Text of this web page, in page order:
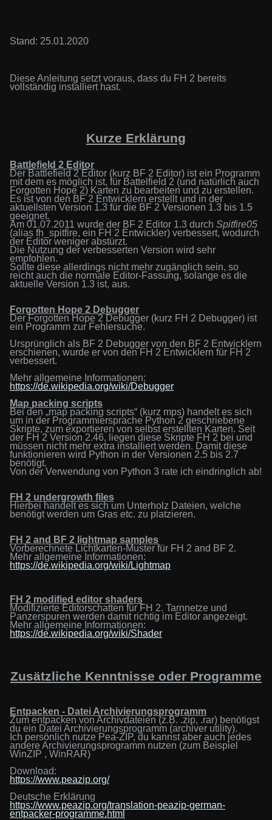
Stand: 25.01.2020
Diese Anleitung setzt voraus, dass du FH 2 bereits
vollständig installiert hast.
Kurze Erklärung
Battlefield 2 Editor
Der Battlefield 2 Editor (kurz BF 2 Editor) ist ein Programm
mit dem es möglich ist, für Battelfield 2 (und natürlich auch
Forgotten Hope 2) Karten zu bearbeiten und zu erstellen.
Es ist von den BF 2 Entwicklern erstellt und in der
aktuellsten Version 1.3 für die BF 2 Versionen 1.3 bis 1.5
geeignet.
Am 01.07.2011 wurde der BF 2 Editor 1.3 durch Spitfire05
(alias fh_ spitfire, ein FH 2 Entwickler) verbessert, wodurch
der Editor weniger abstürzt.
Die Nutzung der verbesserten Version wird sehr
empfohlen.
Sollte diese allerdings nicht mehr zugänglich sein, so
reicht auch die normale Editor-Fassung,solange es die
aktuelle Version 1.3 ist, aus.
Forgotten Hope 2 Debugger
Der Forgotten Hope 2 Debugger (kurz FH 2 Debugger) ist
ein Programm zur Fehlersuche.
Ursprünglich als BF 2 Debugger von den BF 2 Entwicklern
erschienen, wurde er von den FH 2 Entwicklern für FH 2
verbessert.
Mehr allgemeine Informationen:
https://de.wikipedia.org/wiki/Debugger
Map packing scripts
Bei den „map packing scripts“ (kurz mps) handelt es sich
um in der Programmiersprache Python 2 geschriebene
Skripte, zum exportieren von selbst erstellten Karten. Seit
der FH 2 Version 2.46, liegen diese Skripte FH 2 bei und
müssen nicht mehr extra installiert werden. Damit diese
funktionieren wird Python in der Versionen 2.5 bis 2.7
benötigt.
Von der Verwendung von Python 3 rate ich eindringlich ab!
FH 2 undergrowth files
Hierbei handelt es sich um Unterholz Dateien, welche
benötigt werden um Gras etc. zu platzieren.
FH 2 and BF 2 ightmap samples
Vorberechnete Lichtkarten-Muster für FH 2 and BF 2.
Mehr allgemeine Informationen:
https://de.wikipedia.org/wiki/Lightmap
FH 2 modified editor shaders
Modifizierte Editorschatten für FH 2. Tarnnetze und
Panzerspuren werden damit richtig im Editor angezeigt.
Mehr allgemeine Informationen:
https://de.wikipedia.org/wiki/Shader
Zusätzliche Kenntnisse oder Programme
Entpacken - Datei Archivierungsprogramm
Zum entpacken von Archivdateien (z.B. .zip, .rar) benötigst
du ein Datei Archivierungsprogramm (archiver utility).
Ich persönlich nutze Pea-ZIP, du kannst aber auch jedes
andere Archivierungsprogramm nutzen (zum Beispiel
WinZIP , WinRAR)
Download:
https://www.peazip.org/
Deutsche Erklärung
https://www.peazip.org/translation-peazip-german-
entpacker-programme.html